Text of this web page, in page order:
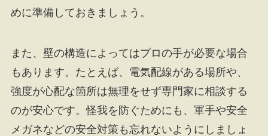
めに準備しておきましょう。
また、壁の構造によってはプロの手が必要な場合
もあります。たとえば、電気配線がある場所や、
強度が心配な箇所は無理をせず専門家に相談する
のが安心です。怪我を防ぐためにも、軍手や安全
メガネなどの安全対策も忘れないようにしましょ